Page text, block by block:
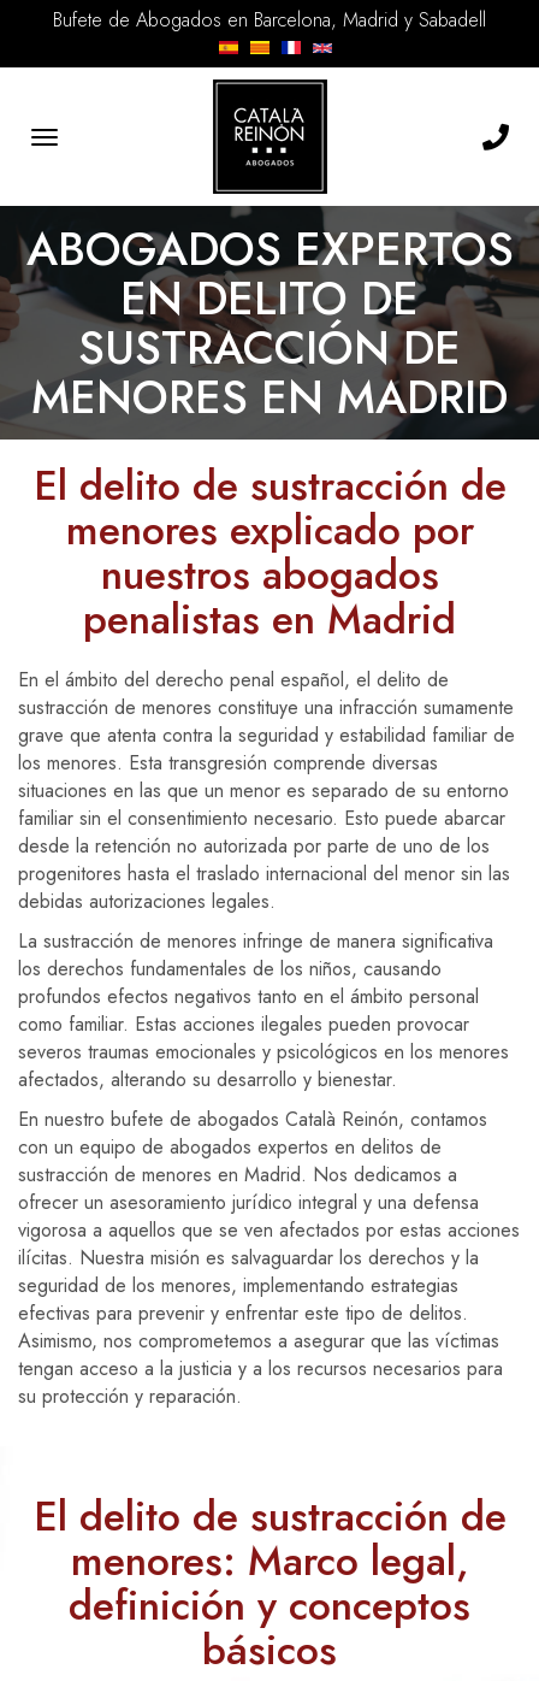
Bufete de Abogados en Barcelona, Madrid y Sabadell
Toggle
ABOGADOS EXPERTOS
EN DELITO DE
SUSTRACCIÓN DE
MENORES EN MADRID
El delito de sustracción de
menores explicado por
nuestros abogados
penalistas en Madrid
En el ámbito del derecho penal español, el delito de
sustracción de menores constituye una infracción sumamente
grave que atenta contra la seguridad y estabilidad familiar de
los menores. Esta transgresión comprende diversas
situaciones en las que un menor es separado de su entorno
familiar sin el consentimiento necesario. Esto puede abarcar
desde la retención no autorizada por parte de uno de los
progenitores hasta el traslado internacional del menor sin las
debidas autorizaciones legales.
La sustracción de menores infringe de manera significativa
los derechos fundamentales de los niños, causando
profundos efectos negativos tanto en el ámbito personal
como familiar. Estas acciones ilegales pueden provocar
severos traumas emocionales y psicológicos en los menores
afectados, alterando su desarrollo y bienestar.
En nuestro bufete de abogados Català Reinón, contamos
con un equipo de abogados expertos en delitos de
sustracción de menores en Madrid. Nos dedicamos a
ofrecer un asesoramiento jurídico integral y una defensa
vigorosa a aquellos que se ven afectados por estas acciones
ilícitas. Nuestra misión es salvaguardar los derechos y la
seguridad de los menores, implementando estrategias
efectivas para prevenir y enfrentar este tipo de delitos.
Asimismo, nos comprometemos a asegurar que las víctimas
tengan acceso a la justicia y a los recursos necesarios para
su protección y reparación.
El delito de sustracción de
menores: Marco legal,
definición y conceptos
básicos